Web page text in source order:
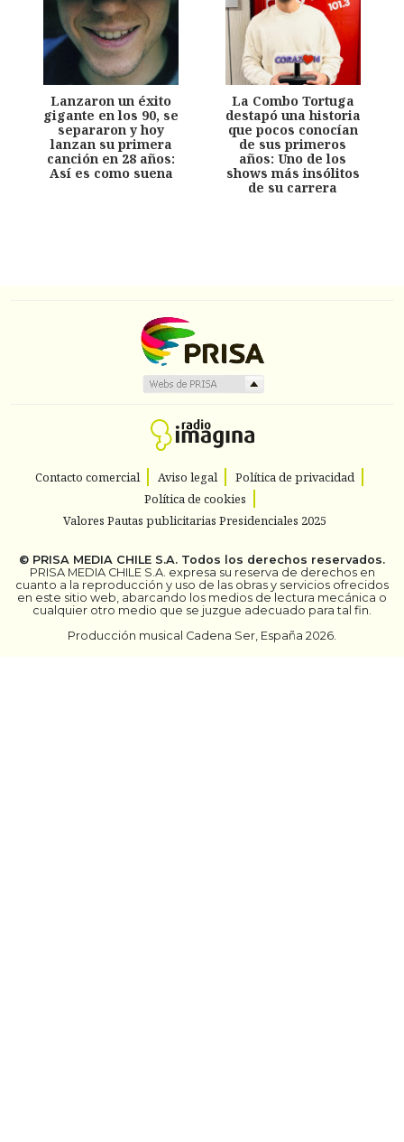
Lanzaron un éxito
gigante en los 90, se
separaron y hoy
lanzan su primera
canción en 28 años:
Así es como suena
La Combo Tortuga
destapó una historia
que pocos conocían
de sus primeros
años: Uno de los
shows más insólitos
de su carrera
Contacto comercial Aviso legal
Política de privacidad
Política de cookies
Valores Pautas publicitarias Presidenciales 2025
© PRISA MEDIA CHILE S.A. Todos los derechos reservados.
PRISA MEDIA CHILE S.A. expresa su reserva de derechos en
cuanto a la reproducción y uso de las obras y servicios ofrecidos
en este sitio web, abarcando los medios de lectura mecánica o
cualquier otro medio que se juzgue adecuado para tal fin.
Producción musical Cadena Ser, España 2026.